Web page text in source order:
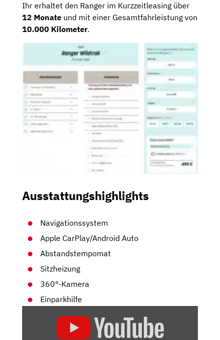
Ihr erhaltet den Ranger im Kurzzeitleasing über
12 Monate und mit einer Gesamtfahrleistung von
10.000 Kilometer.
Ausstattungshighlights
Navigationssystem
Apple CarPlay/Android Auto
Abstandstempomat
Sitzheizung
360°-Kamera
Einparkhilfe
KOMFORT